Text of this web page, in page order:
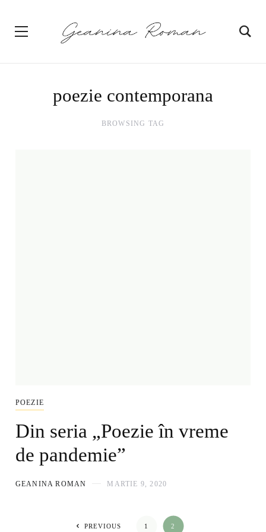
poezie contemporana
BROWSING TAG
POEZIE
Din seria „Poezie în vreme
de pandemie”
GEANINA ROMAN MARTIE 9, 2020
PREVIOUS 1 2